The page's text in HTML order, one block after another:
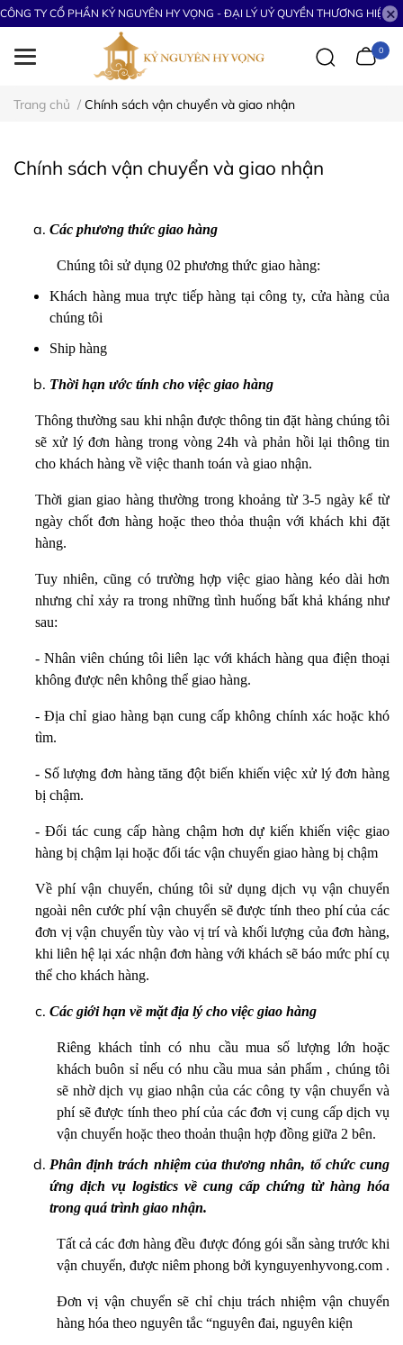
CÔNG TY CỔ PHẦN KỶ NGUYÊN HY VỌNG - ĐẠI LÝ UỶ QUYỀN THƯƠNG HIỆU
0
Trang chủ / Chính sách vận chuyển và giao nhận
Chính sách vận chuyển và giao nhận
Các phương thức giao hàng
Chúng tôi sử dụng 02 phương thức giao hàng:
Khách hàng mua trực tiếp hàng tại công ty, cửa hàng của
chúng tôi
Ship hàng
Thời hạn ước tính cho việc giao hàng
Thông thường sau khi nhận được thông tin đặt hàng chúng tôi
sẽ xử lý đơn hàng trong vòng 24h và phản hồi lại thông tin
cho khách hàng về việc thanh toán và giao nhận.
Thời gian giao hàng thường trong khoảng từ 3-5 ngày kể từ
ngày chốt đơn hàng hoặc theo thỏa thuận với khách khi đặt
hàng.
Tuy nhiên, cũng có trường hợp việc giao hàng kéo dài hơn
nhưng chỉ xảy ra trong những tình huống bất khả kháng như
sau:
- Nhân viên chúng tôi liên lạc với khách hàng qua điện thoại
không được nên không thể giao hàng.
- Địa chỉ giao hàng bạn cung cấp không chính xác hoặc khó
tìm.
- Số lượng đơn hàng tăng đột biến khiến việc xử lý đơn hàng
bị chậm.
- Đối tác cung cấp hàng chậm hơn dự kiến khiến việc giao
hàng bị chậm lại hoặc đối tác vận chuyển giao hàng bị chậm
Về phí vận chuyển, chúng tôi sử dụng dịch vụ vận chuyển
ngoài nên cước phí vận chuyển sẽ được tính theo phí của các
đơn vị vận chuyển tùy vào vị trí và khối lượng của đơn hàng,
khi liên hệ lại xác nhận đơn hàng với khách sẽ báo mức phí cụ
thể cho khách hàng.
Các giới hạn về mặt địa lý cho việc giao hàng
Riêng khách tỉnh có nhu cầu mua số lượng lớn hoặc
khách buôn sỉ nếu có nhu cầu mua sản phẩm , chúng tôi
sẽ nhờ dịch vụ giao nhận của các công ty vận chuyển và
phí sẽ được tính theo phí của các đơn vị cung cấp dịch vụ
vận chuyển hoặc theo thoản thuận hợp đồng giữa 2 bên.
Phân định trách nhiệm của thương nhân, tổ chức cung
ứng dịch vụ logistics về cung cấp chứng từ hàng hóa
trong quá trình giao nhận.
Tất cả các đơn hàng đều được đóng gói sẵn sàng trước khi
vận chuyển, được niêm phong bởi kynguyenhyvong.com .
Đơn vị vận chuyển sẽ chỉ chịu trách nhiệm vận chuyển
hàng hóa theo nguyên tắc “nguyên đai, nguyên kiện